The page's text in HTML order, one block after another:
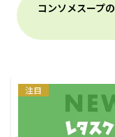
コンソメスープ
注目